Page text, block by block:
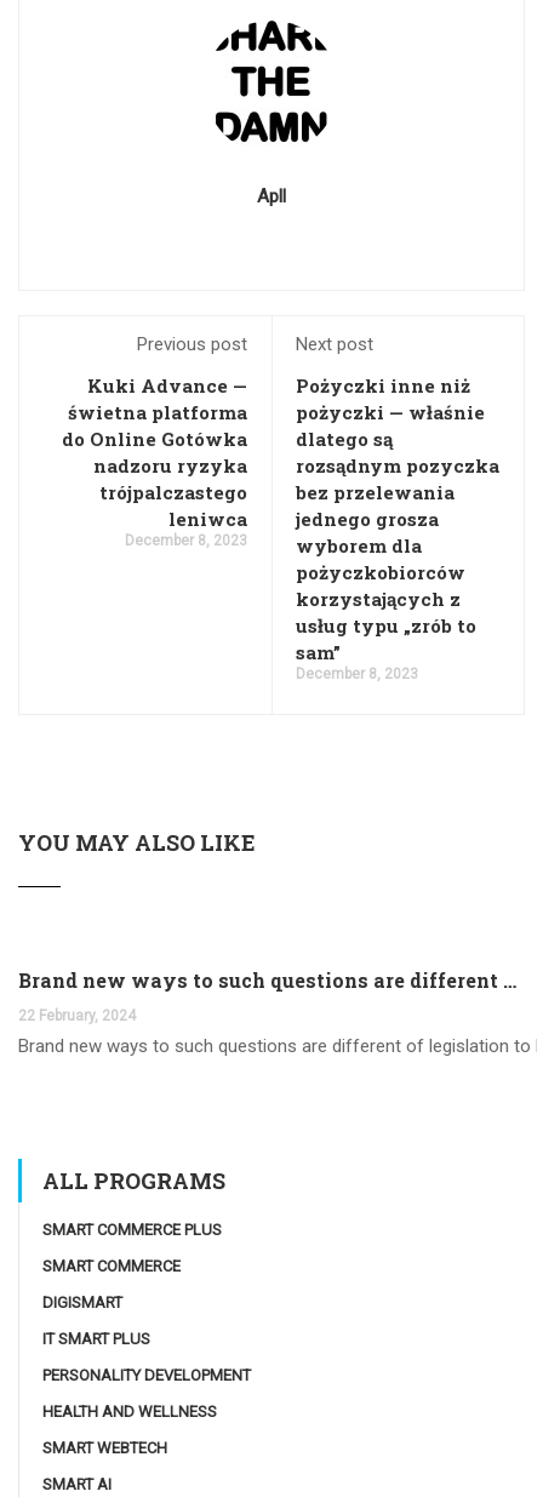
Apll
Previous post
Kuki Advance —
świetna platforma
do Online Gotówka
nadzoru ryzyka
trójpalczastego
leniwca
December 8, 2023
Next post
Pożyczki inne niż
pożyczki — właśnie
dlatego są
rozsądnym pozyczka
bez przelewania
jednego grosza
wyborem dla
pożyczkobiorców
korzystających z
usług typu „zrób to
sam”
December 8, 2023
YOU MAY ALSO LIKE
Brand new ways to such questions are different of legislation to help you jurisdiction
22 February, 2024
Brand new ways to such questions are different of legislation to
ALL PROGRAMS
SMART COMMERCE PLUS
SMART COMMERCE
DIGISMART
IT SMART PLUS
PERSONALITY DEVELOPMENT
HEALTH AND WELLNESS
SMART WEBTECH
SMART AI